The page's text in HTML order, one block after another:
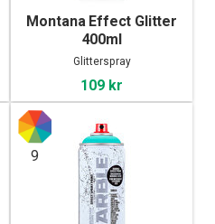
Montana Effect Glitter
400ml
Glitterspray
109 kr
9